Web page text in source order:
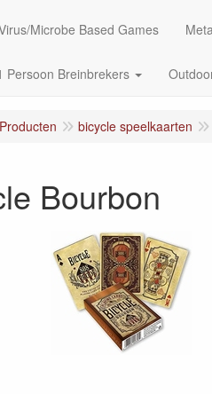
Microbe Based Games
Persoon Breinbrekers
Producten bicycle speelkaarten
Bourbon